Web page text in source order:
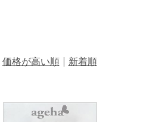
価格が高い順 新着順